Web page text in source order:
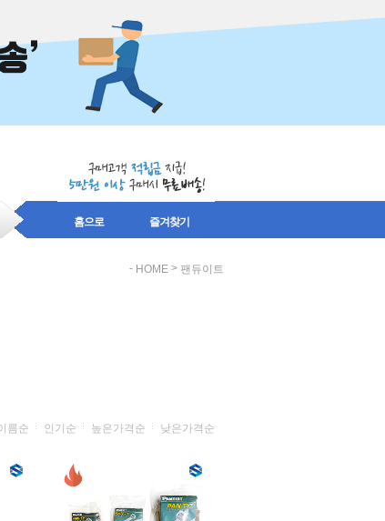
홈으로 즐겨찾기
- HOME > 팬듀이트
름순 인기순 높은가격순 낮은가격순